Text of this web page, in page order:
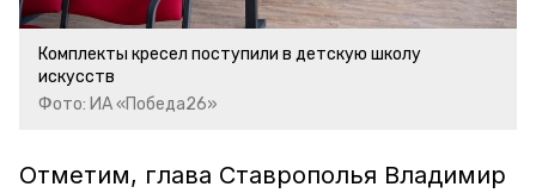
Комплекты кресел поступили в детскую школу
искусств
Фото: ИА «Победа26»
Отметим, глава Ставрополья Владимир